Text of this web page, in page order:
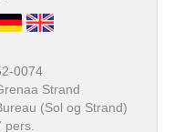
0074
Strand
(Sol og Strand)
pers.